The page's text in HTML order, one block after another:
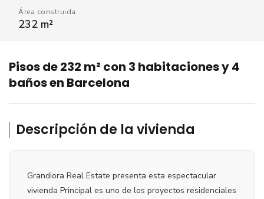
Área construida
232 m²
VER VÍDEO
Pisos de 232 m² con 3 habitaciones y 4
baños en Barcelona
Descripción de la vivienda
Grandiora Real Estate presenta esta espectacular
vivienda Principal es uno de los proyectos residenciales